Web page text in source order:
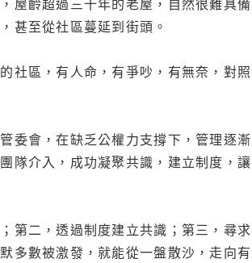
甚至從社區蔓延到街頭。
社區，有人命，有爭吵，有無奈，對
委會，在缺乏公權力支撐下，管理逐
隊介入，成功凝聚共識，建立制度，
第二，透過制度建立共識；第三，尋
多數被激發，就能從一盤散沙，走向